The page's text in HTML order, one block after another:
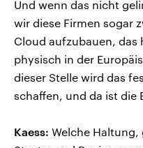
Und wenn das nicht
wir diese Firmen sogar
Cloud aufzubauen, das
physisch in der
dieser Stelle wird das
schaffen, und da ist die
Kaess: Welche Haltung,